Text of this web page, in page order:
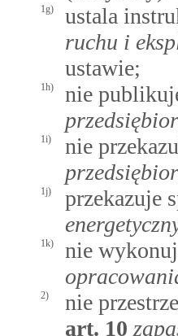
1g)
ustala
ruchu i
ustawie;
1h)
nie
1i)
nie
1j)
przekazuje
1k)
nie
2)
nie
art. 10